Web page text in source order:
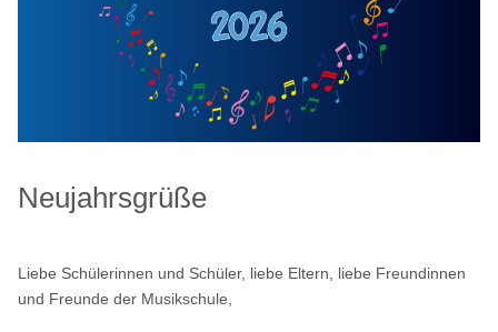
Neujahrsgrüße
Liebe Schülerinnen und Schüler, liebe Eltern, liebe Freundinnen
und Freunde der Musikschule,